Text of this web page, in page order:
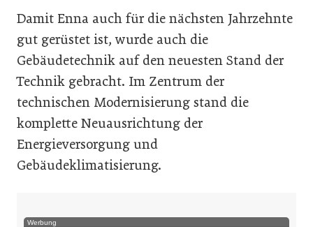
Damit Enna auch für die nächsten Jahrzehnte
gut gerüstet ist, wurde auch die
Gebäudetechnik auf den neuesten Stand der
Technik gebracht. Im Zentrum der
technischen Modernisierung stand die
komplette Neuausrichtung der
Energieversorgung und
Gebäudeklimatisierung.
Werbung